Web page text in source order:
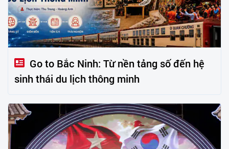
Go to Bắc Ninh: Từ nền tảng số đến hệ
sinh thái du lịch thông minh